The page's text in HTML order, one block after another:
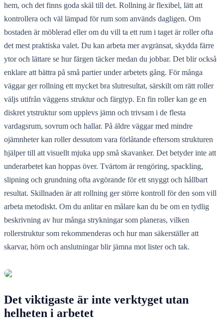
hem, och det finns goda skäl till det. Rollning är flexibel, lätt att
kontrollera och väl lämpad för rum som används dagligen. Om
bostaden är möblerad eller om du vill ta ett rum i taget är roller ofta
det mest praktiska valet. Du kan arbeta mer avgränsat, skydda färre
ytor och lättare se hur färgen täcker medan du jobbar. Det blir också
enklare att bättra på små partier under arbetets gång. För många
väggar ger rollning ett mycket bra slutresultat, särskilt om rätt roller
väljs utifrån väggens struktur och färgtyp. En fin roller kan ge en
diskret ytstruktur som upplevs jämn och trivsam i de flesta
vardagsrum, sovrum och hallar. På äldre väggar med mindre
ojämnheter kan roller dessutom vara förlåtande eftersom strukturen
hjälper till att visuellt mjuka upp små skavanker. Det betyder inte att
underarbetet kan hoppas över. Tvärtom är rengöring, spackling,
slipning och grundning ofta avgörande för ett snyggt och hållbart
resultat. Skillnaden är att rollning ger större kontroll för den som vill
arbeta metodiskt. Om du anlitar en målare kan du be om en tydlig
beskrivning av hur många strykningar som planeras, vilken
rollerstruktur som rekommenderas och hur man säkerställer att
skarvar, hörn och anslutningar blir jämna mot lister och tak.
Det viktigaste är inte verktyget utan
helheten i arbetet